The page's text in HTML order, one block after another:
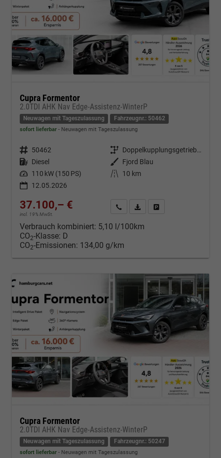
Cupra Formentor
2.0TDI AHK Nav Edge-Assistenz-WinterP
Neuwagen mit Tageszulassung Fahrzeugnr.: 50462
sofort lieferbar Neuwagen mit Tageszulassung
Fahrzeugnr. 50462 Getriebe
Doppelkupplungsgetriebe (DSG)
Kraftstoff Diesel Außenfarbe
Fjord Blau
Leistung 110 kW (150 PS) Kilometerstand
10 km
12.05.2026
37.100,– €
incl. 19% MwSt.
Kontakt & Angebot anfordern
PDF-Datei, Fahrzeugexposé
Verbrauch kombiniert: 5,10 l/100km
CO2-Klasse: D
CO2-Emissionen: 134,00 g/km
Cupra Formentor
2.0TDI AHK Nav Edge-Assistenz-WinterP
Neuwagen mit Tageszulassung Fahrzeugnr.: 50247
sofort lieferbar Neuwagen mit Tageszulassung